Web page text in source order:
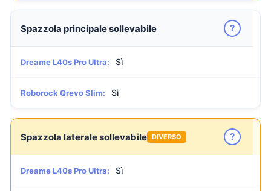
Spazzola principale sollevabile ?
Dreame L40s Pro Ultra: Sì
Roborock Qrevo Slim: Sì
Spazzola laterale sollevabile DIVERSO ?
Dreame L40s Pro Ultra: Sì